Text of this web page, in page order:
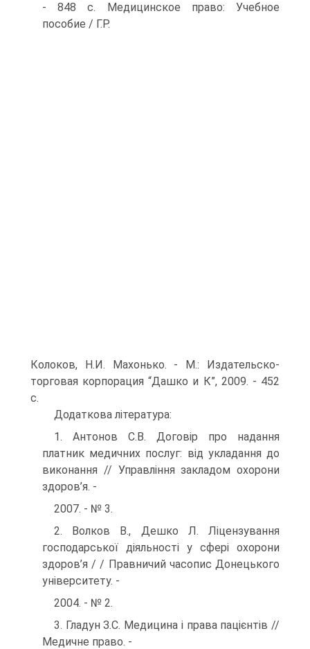
- 848 с. Медицинское право: Учебное
пособие / Г.Р.
Колоков, Н.И. Махонько. - М.: Издательско-
торговая корпорация “Дашко и К”, 2009. - 452
с.
Додаткова література:
1. Антонов С.В. Договір про надання
платник медичних послуг: від укладання до
виконання // Управління закладом охорони
здоров’я. -
2007. - № 3.
2. Волков В., Дешко Л. Ліцензування
господарської діяльності у сфе­рі охорони
здоров’я / / Правничий часопис Донецького
університету. -
2004. - № 2.
3. Гладун З.С. Медицина і права пацієнтів //
Медичне право. -